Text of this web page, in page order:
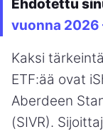
Ehdotettu
vuonna 2026
Kaksi
ETF:ää ovat
Aberdeen
(SIVR).